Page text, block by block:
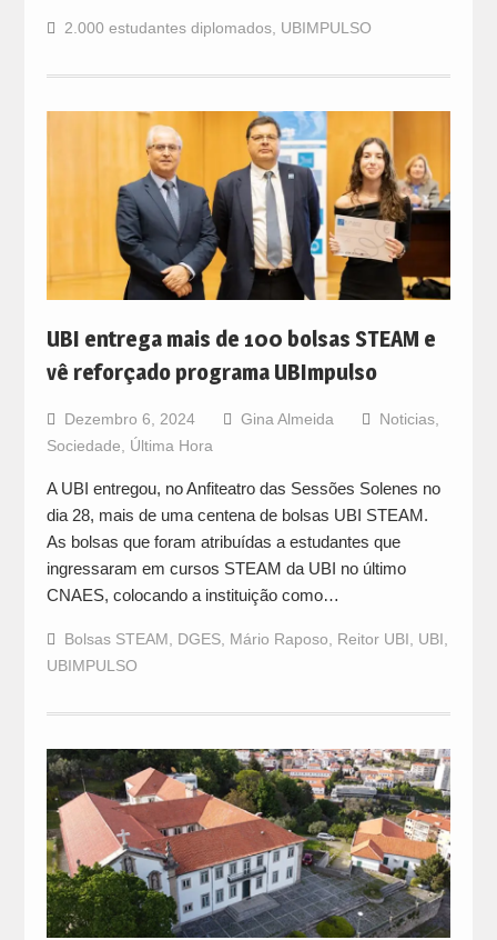
2.000 estudantes diplomados, UBIMPULSO
UBI entrega mais de 100 bolsas STEAM e
vê reforçado programa UBImpulso
Dezembro 6, 2024 Gina Almeida Noticias,
Sociedade
Última Hora
A UBI entregou, no Anfiteatro das Sessões Solenes no
dia 28, mais de uma centena de bolsas UBI STEAM.
As bolsas que foram atribuídas a estudantes que
ingressaram em cursos STEAM da UBI no último
CNAES, colocando a instituição como…
Bolsas STEAM DGES, Mário Raposo Reitor UBI UBI
UBIMPULSO